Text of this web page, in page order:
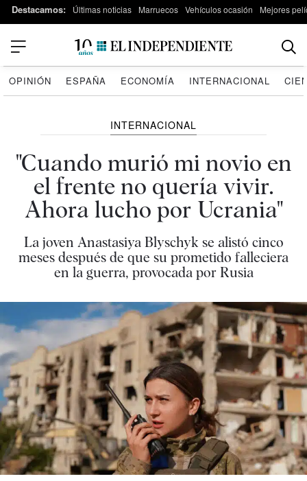
Destacamos: Últimas noticias Marruecos Vehículos ocasión Mejores
OPINIÓN ESPAÑA ECONOMÍA INTERNACIONAL
INTERNACIONAL
"Cuando murió mi novio en
el frente no quería vivir.
Ahora lucho por Ucrania"
La joven Anastasiya Blyschyk se alistó cinco
meses después de que su prometido falleciera
en la guerra, provocada por Rusia